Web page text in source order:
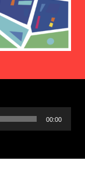
00:00